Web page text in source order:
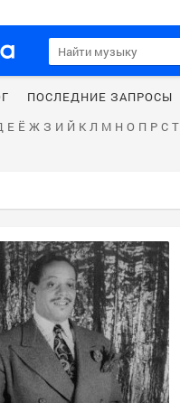
ПОСЛЕДНИЕ ЗАПРОСЫ
Е Ё Ж З И Й К Л М Н О П Р С Т